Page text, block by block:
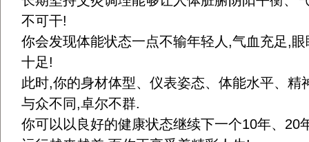
不可干!
你会发现体能状态一点不输年轻人,气血充足,
十足!
此时,你的身材体型、仪表姿态、体能水平、精
与众不同,卓尔不群.
你可以以良好的健康状态继续下一个10年、